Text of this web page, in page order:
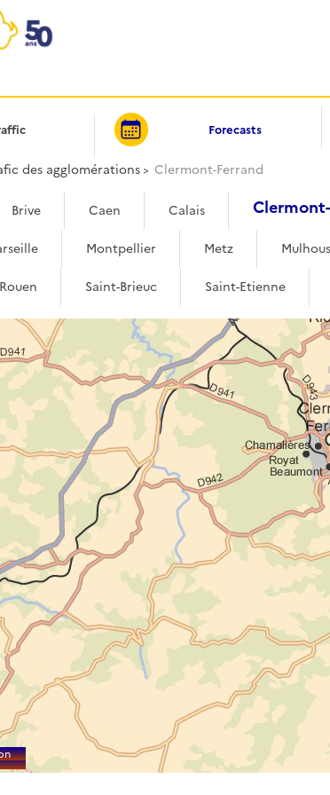
Forecasts
des agglomérations Clermont-Ferrand
Brive Caen Calais
Montpellier Metz
Rouen Saint-Brieuc Saint-Etienne